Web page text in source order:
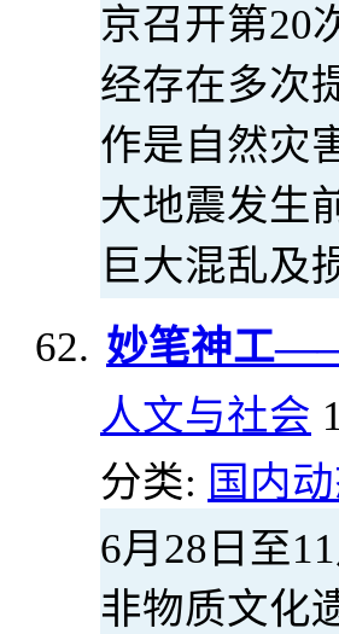
京召开第20
经存在多次
作是自然灾
大地震发生
巨大混乱及
妙笔神工
人文与社会
分类: 国内
6月28日至
非物质文化